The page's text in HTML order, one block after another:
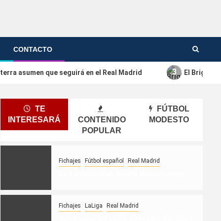
CONTACTO
asumen que seguirá en el Real Madrid 3 El
TE
INTERESARÁ
CONTENIDO
POPULAR
FÚTBOL
MODESTO
Fichajes Fútbol español Real Madrid
Fichajes LaLiga Real Madrid